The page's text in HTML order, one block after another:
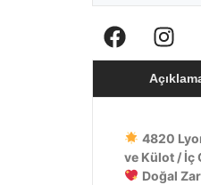
4820
ve Külot / İç
Doğal